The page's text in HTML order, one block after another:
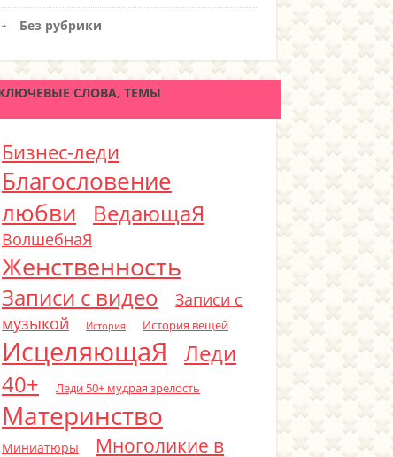
Без рубрики
СЛОВА, ТЕМЫ
Бизнес-леди
Благословение
любви
ВедающаЯ
ВолшебнаЯ
Женственность
Записи с видео
Записи с
музыкой
История История вещей
ИсцеляющаЯ
Леди
40+
Леди 50+ мудрая зрелость
Материнство
Миниатюры
Многоликие в